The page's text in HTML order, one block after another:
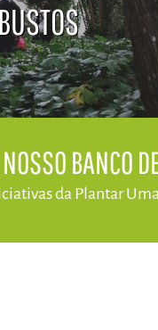
BANCO
da​ Plantar